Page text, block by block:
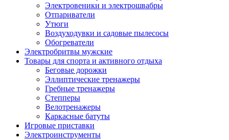
Электровеники и электрошвабры
Отпариватели
Утюги
Воздуходувки и садовые пылесосы
Обогреватели
Электробритвы мужские
Товары для спорта и активного отдыха
Беговые дорожки
Эллиптические тренажеры
Гребные тренажеры
Степперы
Велотренажеры
Каркасные батуты
Игровые приставки
Электроинструменты